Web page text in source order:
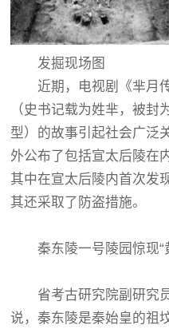
发掘现场图
近期，电视剧《芈月传
（史书记载为姓芈，被封
型）的故事引起社会广泛
外公布了包括宣太后陵在
其中在宣太后陵内首次发
其还采取了防盗措施。
秦东陵一号陵园惊现“
省考古研究院副研究员
说，秦东陵是秦始皇的祖